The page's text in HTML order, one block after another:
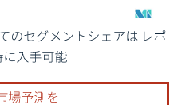
CC BY 4.0の表示が必要です。